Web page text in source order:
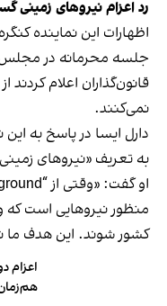
رد اعزام نیروهای زمینی
اظهارات این نماینده
جلسه محرمانه در مجلس
قانون‌گذاران اعلام کردند
نمی‌کنند.
دارل ایسا در پاسخ به
به تعریف «نیروهای
منظور نیروهایی است که
کشور شوند. این هدف
اعزام